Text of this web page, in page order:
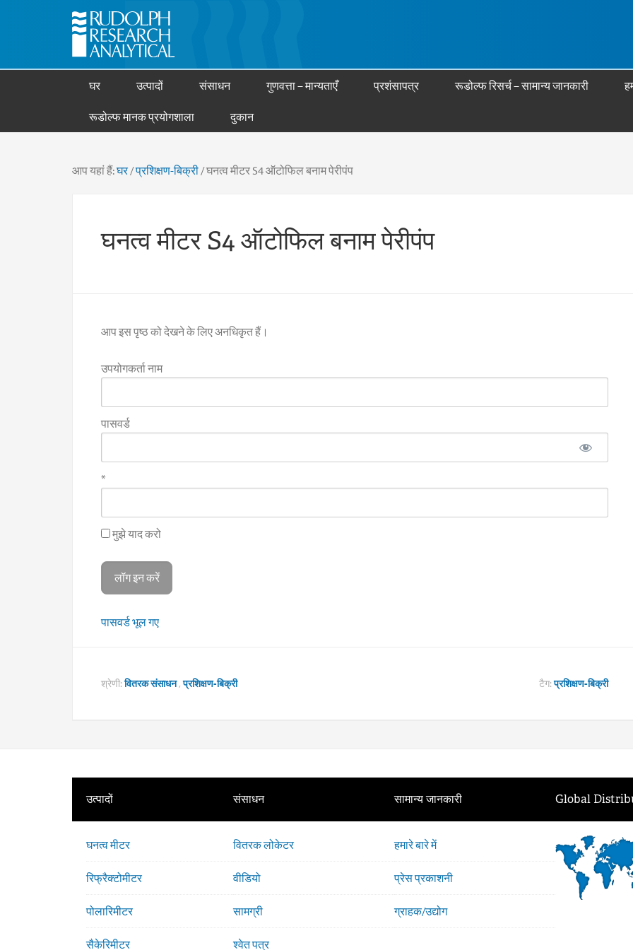
घर उत्पादों संसाधन गुणवत्ता – मान्यताएँ प्रशंसापत्र रूडोल्फ रिसर्च – सामान्य जानकारी
रूडोल्फ मानक प्रयोगशाला दुकान
आप यहां हैं:घर /प्रशिक्षण-बिक्री /घनत्व मीटर S4 ऑटोफिल बनाम पेरीपंप
घनत्व मीटर S4 ऑटोफिल बनाम पेरीपंप
आप इस पृष्ठ को देखने के लिए अनधिकृत हैं।
उपयोगकर्ता नाम
पासवर्ड
*
मुझे याद करो
पासवर्ड भूल गए
श्रेणी:वितरक संसाधन,प्रशिक्षण-बिक्री टैग:प्रशिक्षण-बिक्री
उत्पादों
घनत्व मीटर
रिफ्रैक्टोमीटर
पोलारिमीटर
सैकेरिमीटर
संसाधन
वितरक लोकेटर
वीडियो
सामग्री
श्वेत पत्र
सामान्य जानकारी
हमारे बारे में
प्रेस प्रकाशनी
ग्राहक/उद्योग
Global